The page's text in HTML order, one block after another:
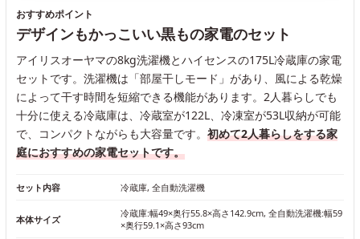
おすすめポイント
デザインもかっこいい黒もの家電のセット
アイリスオーヤマの8kg洗濯機とハイセンスの175L冷蔵庫の家電
セットです。洗濯機は「部屋干しモード」があり、風による乾燥
によって干す時間を短縮できる機能があります。2人暮らしでも
十分に使える冷蔵庫は、冷蔵室が122L、冷凍室が53L収納が可能
で、コンパクトながらも大容量です。 初めて2人暮らしをする家
庭におすすめの家電セットです。
セット内容 冷蔵庫, 全自動洗濯機
本体サイズ
冷蔵庫:幅49×奥行55.8×高さ142.9cm, 全自動洗濯機:幅59
×奥行59.1×高さ93cm